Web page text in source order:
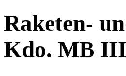
Raketen-
Kdo. MB III